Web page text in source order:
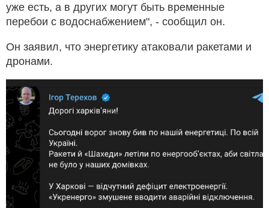
уже есть, а в других могут быть временные
перебои с водоснабжением", - сообщил он.
Он заявил, что энергетику атаковали ракетами и
дронами.